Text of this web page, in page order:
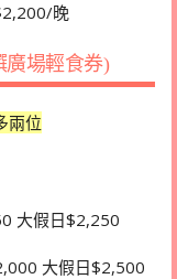
晚
廣場輕食券)
兩位
大假日$2,250
大假日$2,500